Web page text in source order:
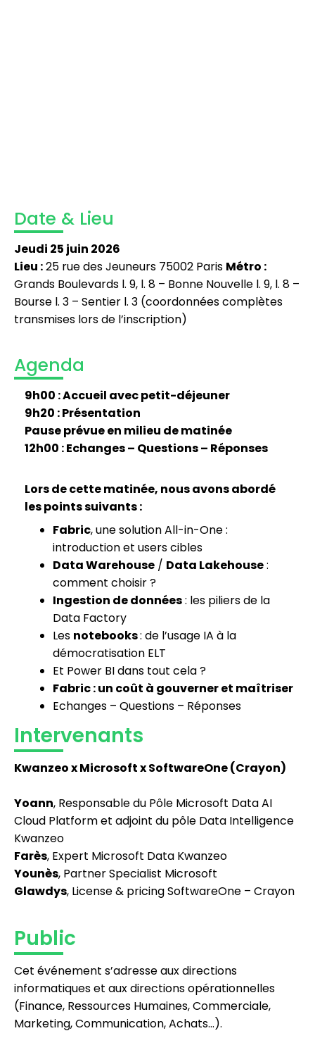
Date & Lieu
Jeudi 25 juin 2026
Lieu :25 rue des Jeuneurs 75002 Paris Métro :
Grands Boulevards l. 9, l. 8 – Bonne Nouvelle l. 9, l. 8 –
Bourse l. 3 – Sentier l. 3 (coordonnées complètes
transmises lors de l’inscription)
Agenda
9h00 : Accueil avec petit-déjeuner
9h20 : Présentation
Pause prévue en milieu de matinée
12h00 : Echanges – Questions – Réponses
Lors de cette matinée, nous avons abordé
les points suivants :
Fabric, une solution All-in-One :
introduction et users cibles
Data Warehouse / Data Lakehouse:
comment choisir ?
Ingestion de données: les piliers de la
Data Factory
Les notebooks: de l’usage IA à la
démocratisation ELT
Et Power BI dans tout cela ?
Fabric : un coût à gouverner et maîtriser
Echanges – Questions – Réponses
Intervenants
Kwanzeo x Microsoft x SoftwareOne (Crayon)
Yoann, Responsable du Pôle Microsoft Data AI
Cloud Platform et adjoint du pôle Data Intelligence
Kwanzeo
Farès, Expert Microsoft Data Kwanzeo
Younès, Partner Specialist Microsoft
Glawdys, License & pricing SoftwareOne – Crayon
Public
Cet événement s’adresse aux directions
informatiques et aux directions opérationnelles
(Finance, Ressources Humaines, Commerciale,
Marketing, Communication, Achats…).